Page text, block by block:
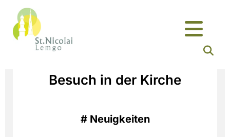
Besuch in der Kirche
# Neuigkeiten